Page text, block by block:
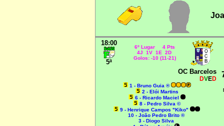
18:00
5ª
6º Lugar 4 Pts
4J 1V 1E 2D
Golos: -10 (11-21)
OC Barcelos
DVED
1 - Bruno Guia ®
2 - Elói Martins
6 - Ricardo Maciel
8 - Pedro Silva ©
9 - Henrique Campos "Kiko"
10 - João Pedro Brito ®
3 - Diogo Silva